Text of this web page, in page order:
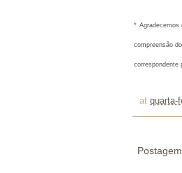
*
compreensão
correspondente
at quarta-